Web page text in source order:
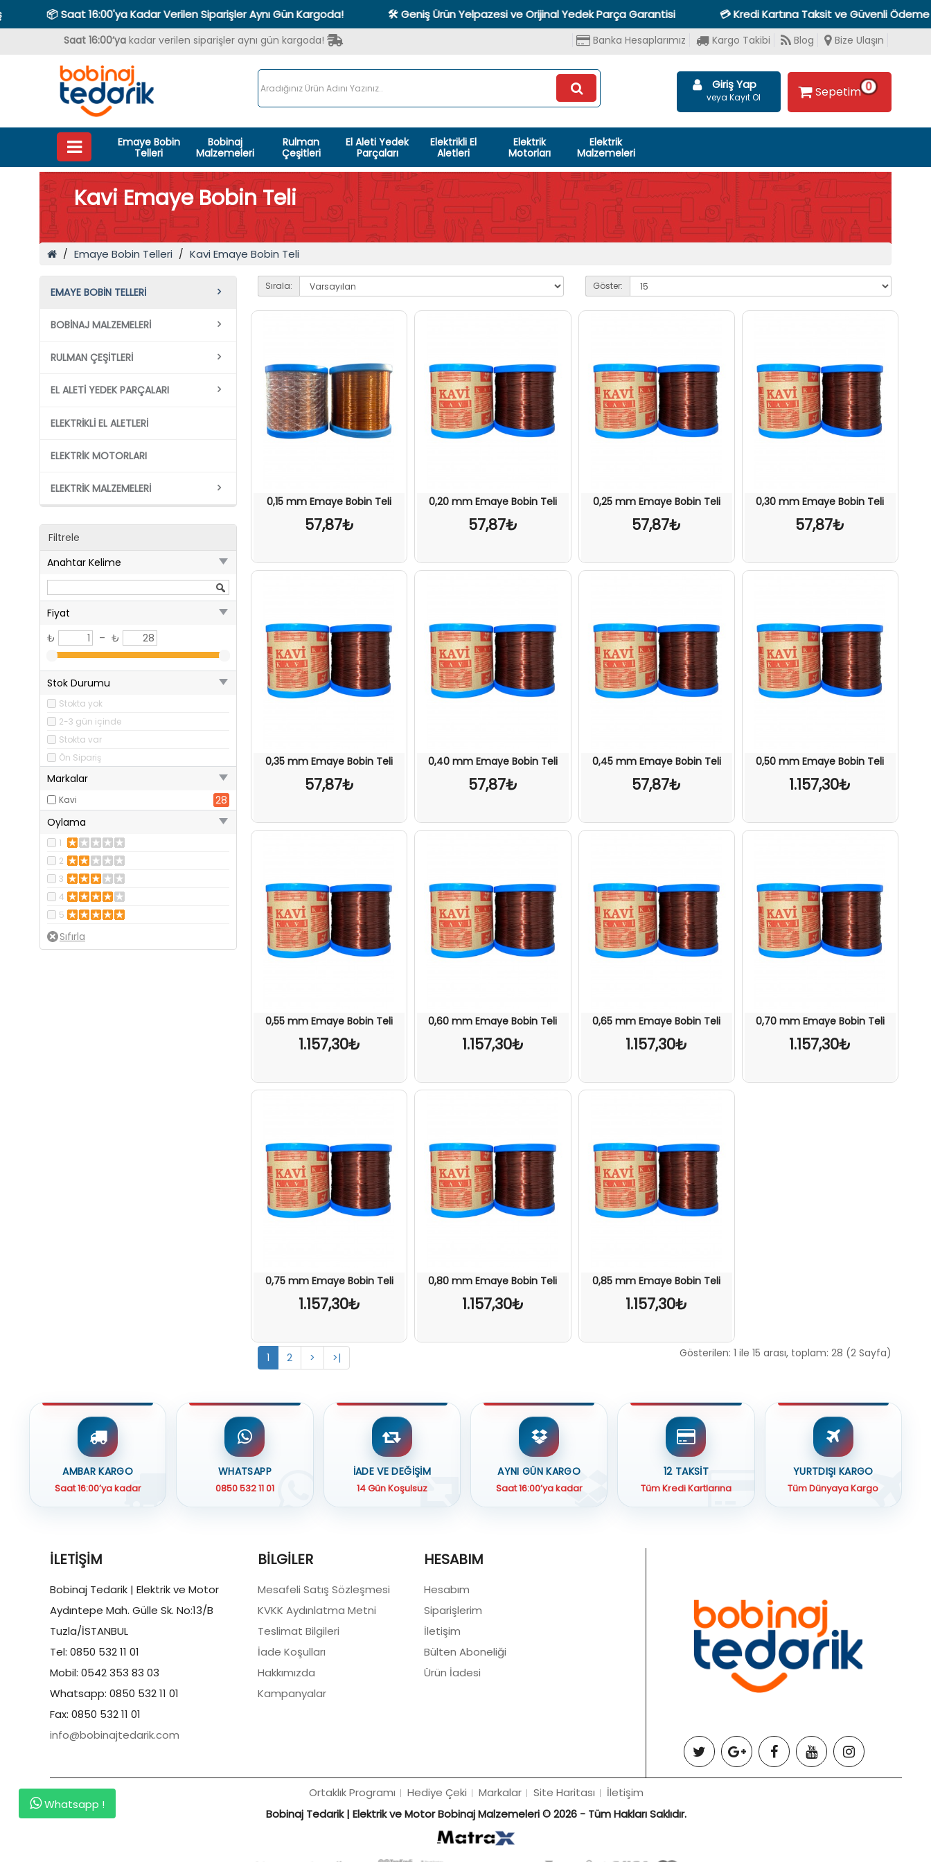
📦 Saat 16:00'ya Kadar Verilen Siparişler Aynı Gün Kargoda! 🛠️ Geniş Ürün Yelpazesi ve Orijinal Yedek Parça Garantisi 💳 Kredi Kartına Taksit ve Güvenli Ödeme
Saat 16:00’ya kadar verilen siparişler aynı gün kargoda! Banka Hesaplarımız Kargo Takibi Blog Bize Ulaşın
Giriş Yap
veya Kayıt Ol Sepetim 0
Emaye Bobin
Telleri
Bobinaj
Malzemeleri
Rulman
Çeşitleri
El Aleti Yedek
Parçaları
Elektrikli El
Aletleri
Elektrik
Motorları
Elektrik
Malzemeleri
Kavi Emaye Bobin Teli
Emaye Bobin Telleri Kavi Emaye Bobin Teli
EMAYE BOBIN TELLERI
BOBINAJ MALZEMELERI
RULMAN ÇEŞITLERI
EL ALETI YEDEK PARÇALARI
ELEKTRIKLI EL ALETLERI
ELEKTRIK MOTORLARI
ELEKTRIK MALZEMELERI
Filtrele
Anahtar Kelime
Fiyat
₺
– ₺
Stok Durumu
Stokta yok
2-3 gün içinde
Stokta var
Ön Sipariş
Markalar
Kavi
28
Oylama
1
2
3
4
5
Sırala: Göster:
0,15 mm Emaye Bobin Teli
57,87₺
0,20 mm Emaye Bobin Teli
57,87₺
0,25 mm Emaye Bobin Teli
57,87₺
0,30 mm Emaye Bobin Teli
57,87₺
0,35 mm Emaye Bobin Teli
57,87₺
0,40 mm Emaye Bobin Teli
57,87₺
0,45 mm Emaye Bobin Teli
57,87₺
0,50 mm Emaye Bobin Teli
1.157,30₺
0,55 mm Emaye Bobin Teli
1.157,30₺
0,60 mm Emaye Bobin Teli
1.157,30₺
0,65 mm Emaye Bobin Teli
1.157,30₺
0,70 mm Emaye Bobin Teli
1.157,30₺
0,75 mm Emaye Bobin Teli
1.157,30₺
0,80 mm Emaye Bobin Teli
1.157,30₺
0,85 mm Emaye Bobin Teli
1.157,30₺
1 2 > >| Gösterilen: 1 ile 15 arası, toplam: 28 (2 Sayfa)
Whatsapp !
AMBAR KARGO
Saat 16:00’ya kadar
WHATSAPP
0850 532 11 01
İADE VE DEĞİŞİM
14 Gün Koşulsuz
AYNI GÜN KARGO
Saat 16:00’ya kadar
12 TAKSİT
Tüm Kredi Kartlarına
YURTDIŞI KARGO
Tüm Dünyaya Kargo
İLETIŞIM
Bobinaj Tedarik | Elektrik ve Motor
Aydıntepe Mah. Gülle Sk. No:13/B
Tuzla/İSTANBUL
Tel: 0850 532 11 01
Mobil: 0542 353 83 03
Whatsapp: 0850 532 11 01
Fax: 0850 532 11 01
info@bobinajtedarik.com
BILGILER
Mesafeli Satış Sözleşmesi
KVKK Aydınlatma Metni
Teslimat Bilgileri
İade Koşulları
Hakkımızda
Kampanyalar
HESABIM
Hesabım
Siparişlerim
İletişim
Bülten Aboneliği
Ürün İadesi
Ortaklık Programı Hediye Çeki Markalar Site Haritası
İletişim
Bobinaj Tedarik | Elektrik ve Motor Bobinaj Malzemeleri © 2026 - Tüm Hakları Saklıdır.